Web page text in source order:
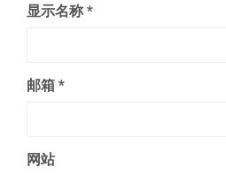
显示名称 *
邮箱 *
网站